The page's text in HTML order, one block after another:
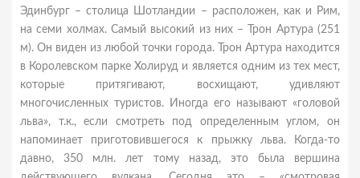
Эдинбург – столица Шотландии – расположен, как и Рим,
на семи холмах. Самый высокий из них – Трон Артура (251
м). Он виден из любой точки города. Трон Артура находится
в Королевском парке Холируд и является одним из тех мест,
которые притягивают, восхищают, удивляют
многочисленных туристов. Иногда его называют «головой
льва», т.к., если смотреть под определенным углом, он
напоминает приготовившегося к прыжку льва. Когда-то
давно, 350 млн. лет тому назад, это была вершина